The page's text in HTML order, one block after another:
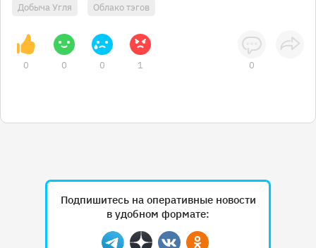
Добыча Угля Облако тэгов
0 0 0 1 0
Подпишитесь на оперативные новости
в удобном формате: